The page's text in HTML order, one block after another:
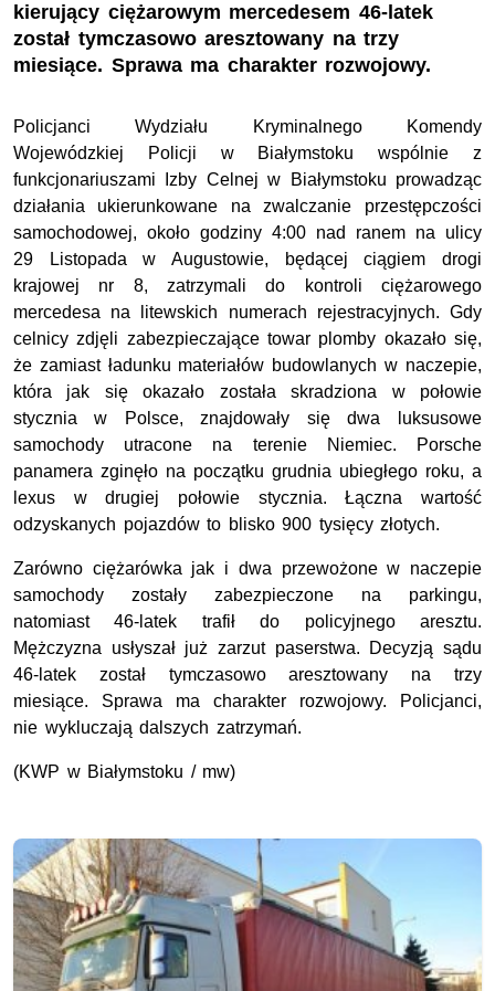
kierujący ciężarowym mercedesem 46-latek
został tymczasowo aresztowany na trzy
miesiące. Sprawa ma charakter rozwojowy.
Policjanci Wydziału Kryminalnego Komendy
Wojewódzkiej Policji w Białymstoku wspólnie z
funkcjonariuszami Izby Celnej w Białymstoku prowadząc
działania ukierunkowane na zwalczanie przestępczości
samochodowej, około godziny 4:00 nad ranem na ulicy
29 Listopada w Augustowie, będącej ciągiem drogi
krajowej nr 8, zatrzymali do kontroli ciężarowego
mercedesa na litewskich numerach rejestracyjnych. Gdy
celnicy zdjęli zabezpieczające towar plomby okazało się,
że zamiast ładunku materiałów budowlanych w naczepie,
która jak się okazało została skradziona w połowie
stycznia w Polsce, znajdowały się dwa luksusowe
samochody utracone na terenie Niemiec. Porsche
panamera zginęło na początku grudnia ubiegłego roku, a
lexus w drugiej połowie stycznia. Łączna wartość
odzyskanych pojazdów to blisko 900 tysięcy złotych.
Zarówno ciężarówka jak i dwa przewożone w naczepie
samochody zostały zabezpieczone na parkingu,
natomiast 46-latek trafił do policyjnego aresztu.
Mężczyzna usłyszał już zarzut paserstwa. Decyzją sądu
46-latek został tymczasowo aresztowany na trzy
miesiące. Sprawa ma charakter rozwojowy. Policjanci,
nie wykluczają dalszych zatrzymań.
(KWP w Białymstoku / mw)